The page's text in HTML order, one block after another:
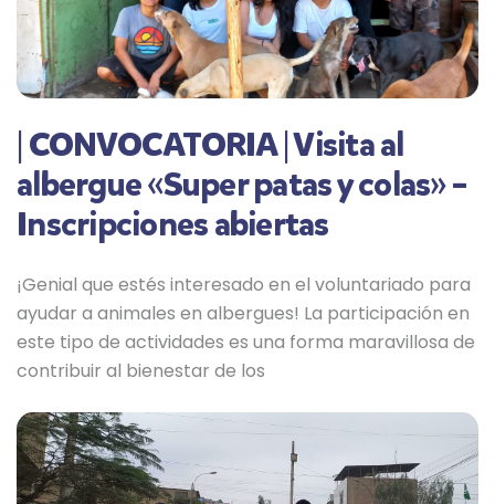
| CONVOCATORIA | Visita al
albergue «Super patas y colas» –
Inscripciones abiertas
¡Genial que estés interesado en el voluntariado para
ayudar a animales en albergues! La participación en
este tipo de actividades es una forma maravillosa de
contribuir al bienestar de los